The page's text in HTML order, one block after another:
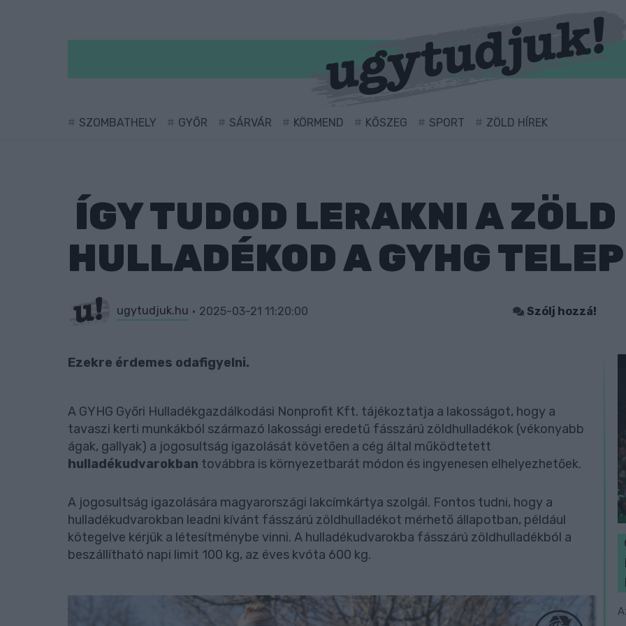
SZOMBATHELY GYŐR SÁRVÁR KÖRMEND KŐSZEG SPORT ZÖLD HÍREK
ÍGY TUDOD LERAKNI A ZÖLD
HULLADÉKOD A GYHG
ugytudjuk.hu 2025-03-21 11:20:00 Szólj hozzá!
Ezekre érdemes odafigyelni.
A GYHG Győri Hulladékgazdálkodási Nonprofit Kft. tájékoztatja a lakosságot, hogy a
tavaszi kerti munkákból származó lakossági eredetű fásszárú zöldhulladékok (vékonyabb
ágak, gallyak) a jogosultság igazolását követően a cég által működtetett
hulladékudvarokban továbbra is környezetbarát módon és ingyenesen elhelyezhetőek.
A jogosultság igazolására magyarországi lakcímkártya szolgál. Fontos tudni, hogy a
hulladékudvarokban leadni kívánt fásszárú zöldhulladékot mérhető állapotban, például
kötegelve kérjük a létesítménybe vinni. A hulladékudvarokba fásszárú zöldhulladékból a
beszállítható napi limit 100 kg, az éves kvóta 600 kg.